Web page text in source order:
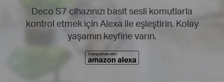
Deco S7 cihazınızı basit sesli komutlarla
kontrol etmek için Alexa ile eşleştirin. Kolay
yaşamın keyfine varın.